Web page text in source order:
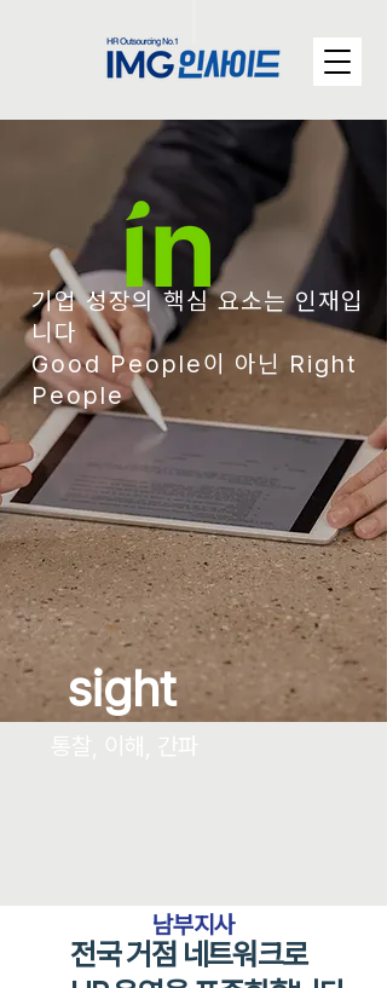
기업 성장의 핵심 요소는 인재입
니다
Good People이 아닌 Right
People
sight
남부지사
전국 거점 네트워크로